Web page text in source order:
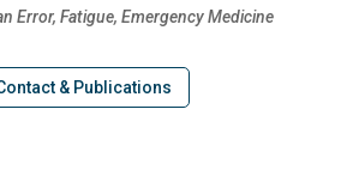
Error, Fatigue, Emergency Medicine
& Publications